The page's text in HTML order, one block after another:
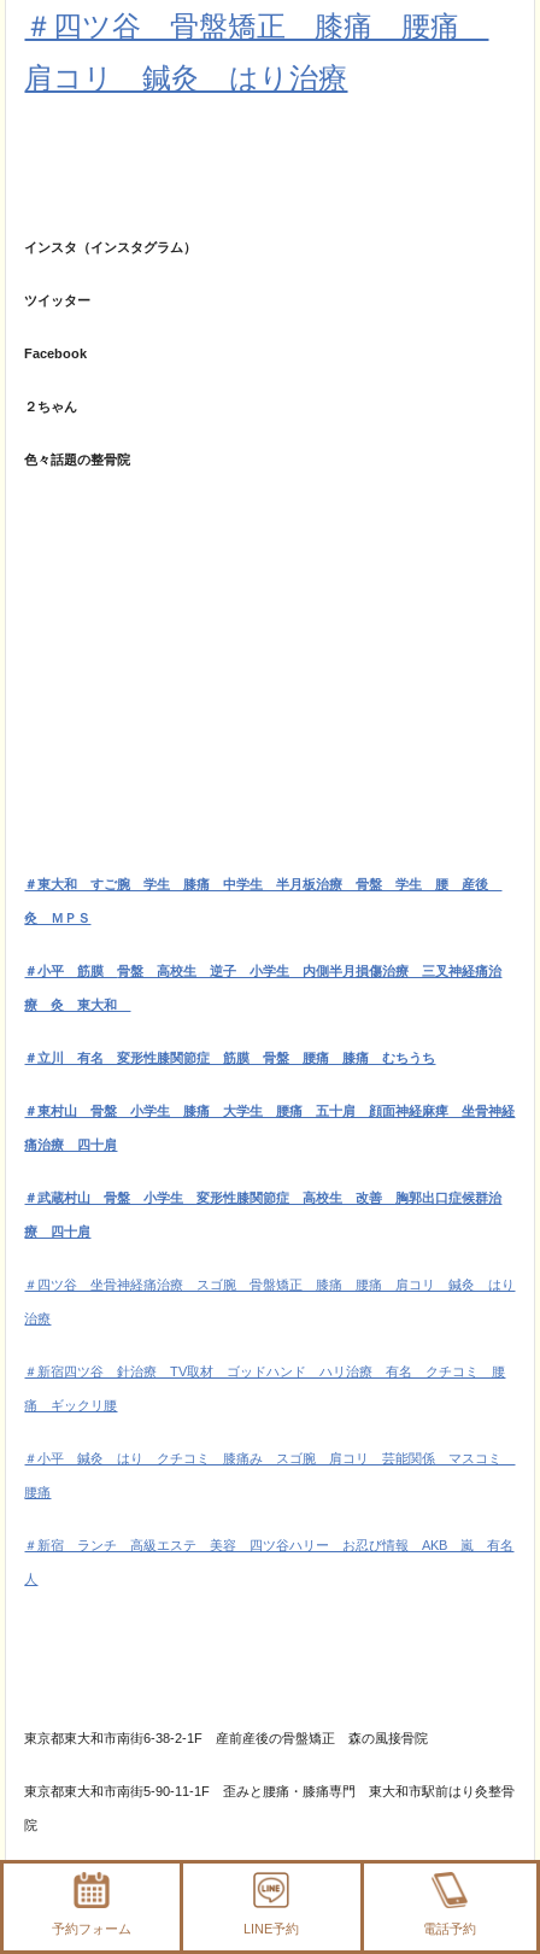
＃四ツ谷 骨盤矯正 膝痛 腰痛
肩コリ 鍼灸 はり治療
インスタ（インスタグラム）
ツイッター
Facebook
２ちゃん
色々話題の整骨院
＃東大和 すご腕 学生 膝痛 中学生 半月板治療 骨盤 学生 腰 産後
灸 ＭＰＳ
＃小平 筋膜骨盤 高校生 逆子 小学生 内側半月損傷治療 三叉神経痛治
療 灸 東大和
＃立川 有名 変形性膝関節症 筋膜 骨盤 腰痛 膝痛 むちうち
＃東村山 骨盤 小学生 膝痛 大学生 腰痛 五十肩 顔面神経麻痺 坐骨神経
痛治療 四十肩
＃武蔵村山 骨盤 小学生 変形性膝関節症 高校生 改善 胸郭出口症候群治
療 四十肩
＃四ツ谷 坐骨神経痛治療 スゴ腕 骨盤矯正 膝痛 腰痛 肩コリ 鍼灸 はり
治療
＃新宿四ツ谷 針治療 TV取材 ゴッドハンド ハリ治療 有名 クチコミ 腰
痛 ギックリ腰
＃小平 鍼灸 はり クチコミ 膝痛み スゴ腕 肩コリ 芸能関係 マスコミ
腰痛
＃新宿 ランチ 高級エステ 美容 四ツ谷ハリー お忍び情報 AKB 嵐 有名
人
東京都東大和市南街6-38-2-1F 産前産後の骨盤矯正 森の風接骨院
東京都東大和市南街5-90-11-1F 歪みと腰痛・膝痛専門 東大和市駅前はり灸整骨
院
東京都新宿区四ツ谷1-18-4F 鍼灸整体サロンひざの痛み・頭痛は四ツ谷ハリー
予約フォーム LINE予約 電話予約